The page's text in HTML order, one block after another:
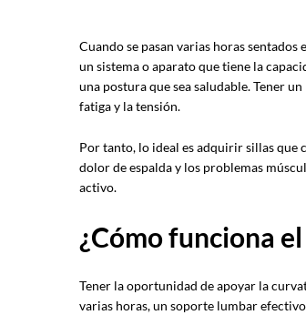
Cuando se pasan varias horas sentados
un sistema o aparato que tiene la
una postura que sea saludable. Tener
fatiga y la tensión.
Por tanto, lo ideal es adquirir sillas que
dolor de espalda y los problemas
activo.
¿Cómo funciona
Tener la oportunidad de apoyar la
varias horas, un soporte lumbar